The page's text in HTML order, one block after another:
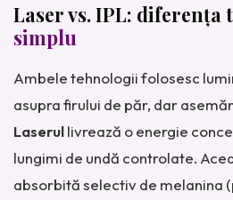
Laser vs. IPL: diferența
simplu
Ambele tehnologii folosesc
asupra firului de păr, dar
Laserullivrează o energie
lungimi de undă controlate.
absorbită selectiv de melanina